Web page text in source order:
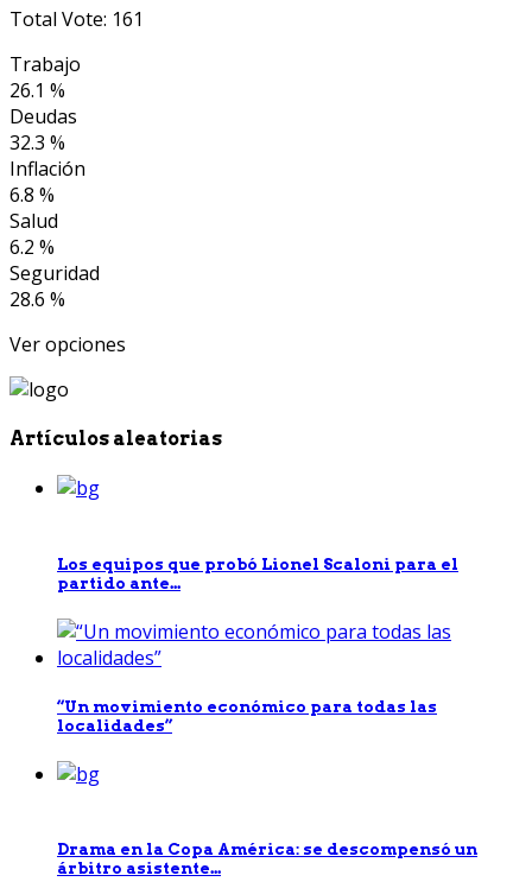
Total Vote: 161
Trabajo
26.1 %
Deudas
32.3 %
Inflación
6.8 %
Salud
6.2 %
Seguridad
28.6 %
Ver opciones
Artículos aleatorias
Los equipos que probó Lionel Scaloni para el
partido ante...
“Un movimiento económico para todas las
localidades”
Drama en la Copa América: se descompensó un
árbitro asistente...